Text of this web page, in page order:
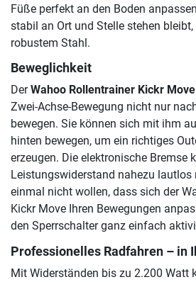
Füße perfekt an den Boden
stabil an Ort und Stelle stehen
robustem Stahl.
Beweglichkeit
DerWahoo Rollentrainer Kickr Move
Zwei-Achse-Bewegung nicht nur
bewegen. Sie können sich mit ihm
hinten bewegen, um ein richtiges
erzeugen. Die elektronische Bremse
Leistungswiderstand nahezu lautlos
einmal nicht wollen, dass sich der
Kickr Move Ihren Bewegungen
den Sperrschalter ganz einfach
Professionelles Radfahren – in
Mit Widerständen bis zu 2.200 Watt